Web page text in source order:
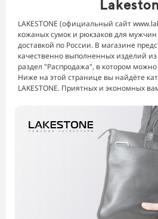
LAKESTONE (официальный сайт
кожаных сумок и рюкзаков для
доставкой по России. В магазине
качественно выполненных изделий
раздел "Распродажа", в котором можно
Ниже на этой странице вы найдёте
LAKESTONE. Приятных и экономных